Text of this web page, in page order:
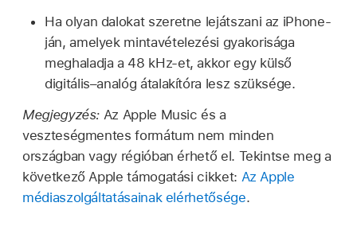
Ha olyan dalokat szeretne lejátszani az iPhone-
ján, amelyek mintavételezési gyakorisága
meghaladja a 48 kHz-et, akkor egy külső
digitális–analóg átalakítóra lesz szüksége.
Megjegyzés: Az Apple Music és a
veszteségmentes formátum nem minden
országban vagy régióban érhető el. Tekintse meg a
következő Apple támogatási cikket: Az Apple
médiaszolgáltatásainak elérhetősége.